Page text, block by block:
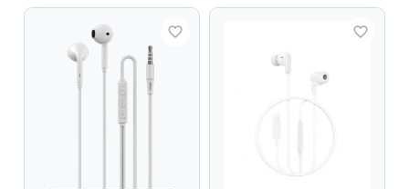
favorite_border favorite_border